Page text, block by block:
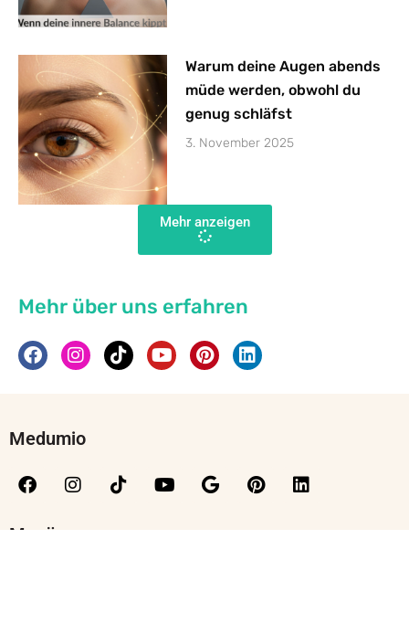
Warum deine Augen abends
müde werden, obwohl du
genug schläfst
3. November 2025
Mehr anzeigen
Mehr über uns erfahren
Medumio
Menü